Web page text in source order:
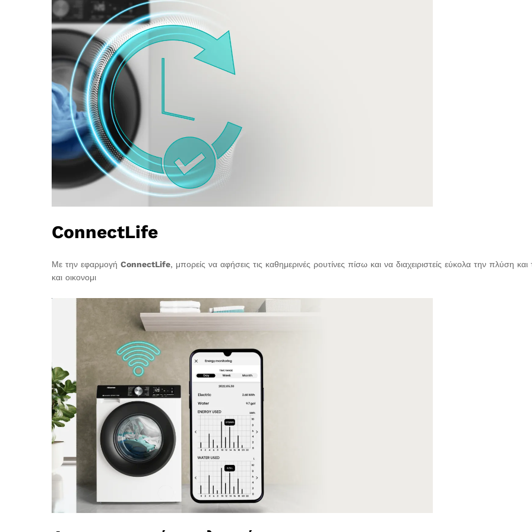
ConnectLife
Με την εφαρμογή ConnectLife, μπορείς να αφήσεις τις καθημερινές ρουτίνες πίσω και να διαχειριστείς εύκολα την πλύση
και οικονομι